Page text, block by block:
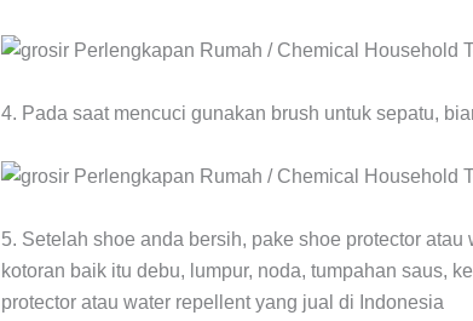
4. Pada saat mencuci gunakan brush untuk sepatu,
5. Setelah shoe anda bersih, pake shoe protector
kotoran baik itu debu, lumpur, noda, tumpahan saus,
protector atau water repellent yang jual di Indonesia